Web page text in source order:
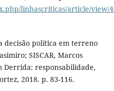
linhascriticas/article/view/
decisão política em terreno
SISCAR, Marcos
Derrida: responsabilidade,
2018. p. 83-116.